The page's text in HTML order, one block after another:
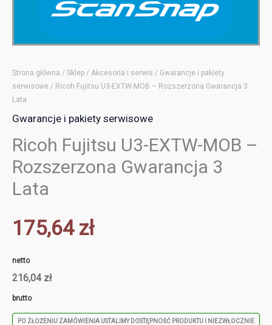
Strona główna / Sklep / Akcesoria i serwis / Gwarancje i pakiety
serwisowe / Ricoh Fujitsu U3-EXTW-MOB – Rozszerzona Gwarancja 3
Lata
Gwarancje i pakiety serwisowe
Ricoh Fujitsu U3-EXTW-MOB –
Rozszerzona Gwarancja 3
Lata
175,64 zł
netto
216,04 zł
brutto
PO ZŁOŻENIU ZAMÓWIENIA USTALIMY DOSTĘPNOŚĆ PRODUKTU I NIEZWŁOCZNIE